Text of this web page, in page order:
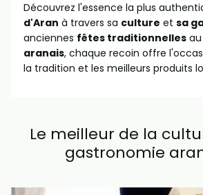
Découvrez l'essence la plus
d'Aran à travers sa culture et sa
anciennes fêtes traditionnelles
aranais, chaque recoin offre
la tradition et les meilleurs produits
Le meilleur de la
gastronomie